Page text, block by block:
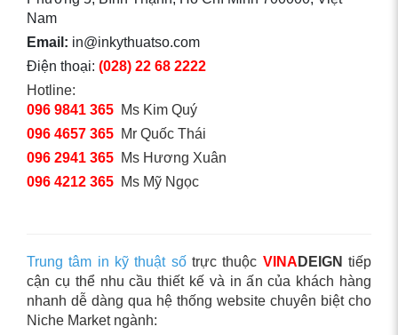
Nam
Email: in@inkythuatso.com
Điện thoại: (028) 22 68 2222
Hotline:
096 9841 365 Ms Kim Quý
096 4657 365 Mr Quốc Thái
096 2941 365 Ms Hương Xuân
096 4212 365 Ms Mỹ Ngọc
Trung tâm in kỹ thuật sốtrực thuộc VINA DEIGN tiếp
cận cụ thể nhu cầu thiết kế và in ấn của khách hàng
nhanh dễ dàng qua hệ thống website chuyên biệt cho
Niche Market ngành: